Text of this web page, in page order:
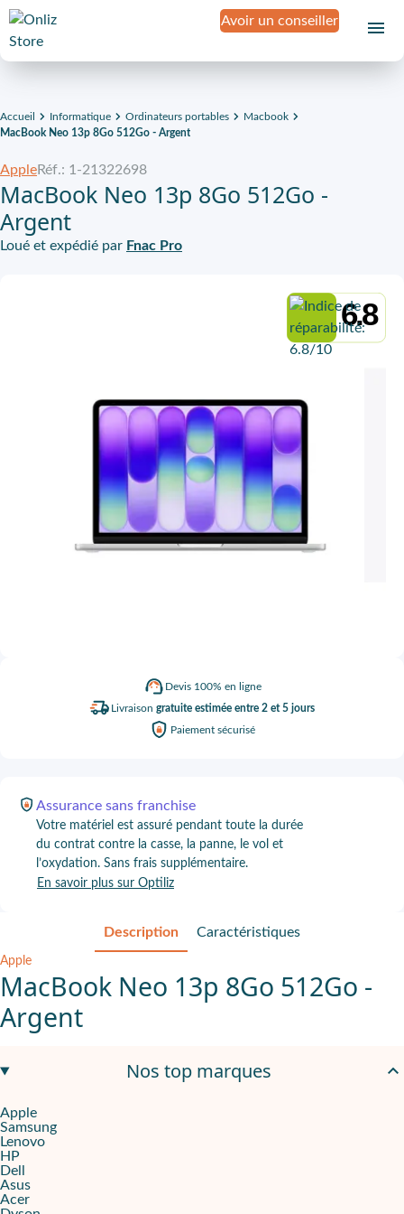
Avoir un conseiller
Accueil Informatique Ordinateurs portables
Macbook
MacBook Neo 13p 8Go 512Go - Argent
Devis 100% en ligne
Livraison gratuite estimée entre 2 et 5 jours
Paiement sécurisé
6.8
AppleRéf.: 1-21322698
MacBook Neo 13p 8Go 512Go -
Argent
Loué et expédié par Fnac Pro
Assurance sans franchise
Votre matériel est assuré pendant toute la durée
du contrat contre la casse, la panne, le vol et
l’oxydation. Sans frais supplémentaire.
En savoir plus sur Optiliz
Description Caractéristiques
Apple
MacBook Neo 13p 8Go 512Go -
Argent
512 Go,8 Go RAM
Pensé pour les équipes qui alternent bureau, visio et contenus
Un poste macOS pensé pour les journées chargées
Nos top marques
Apple
Samsung
Lenovo
HP
Dell
Asus
Acer